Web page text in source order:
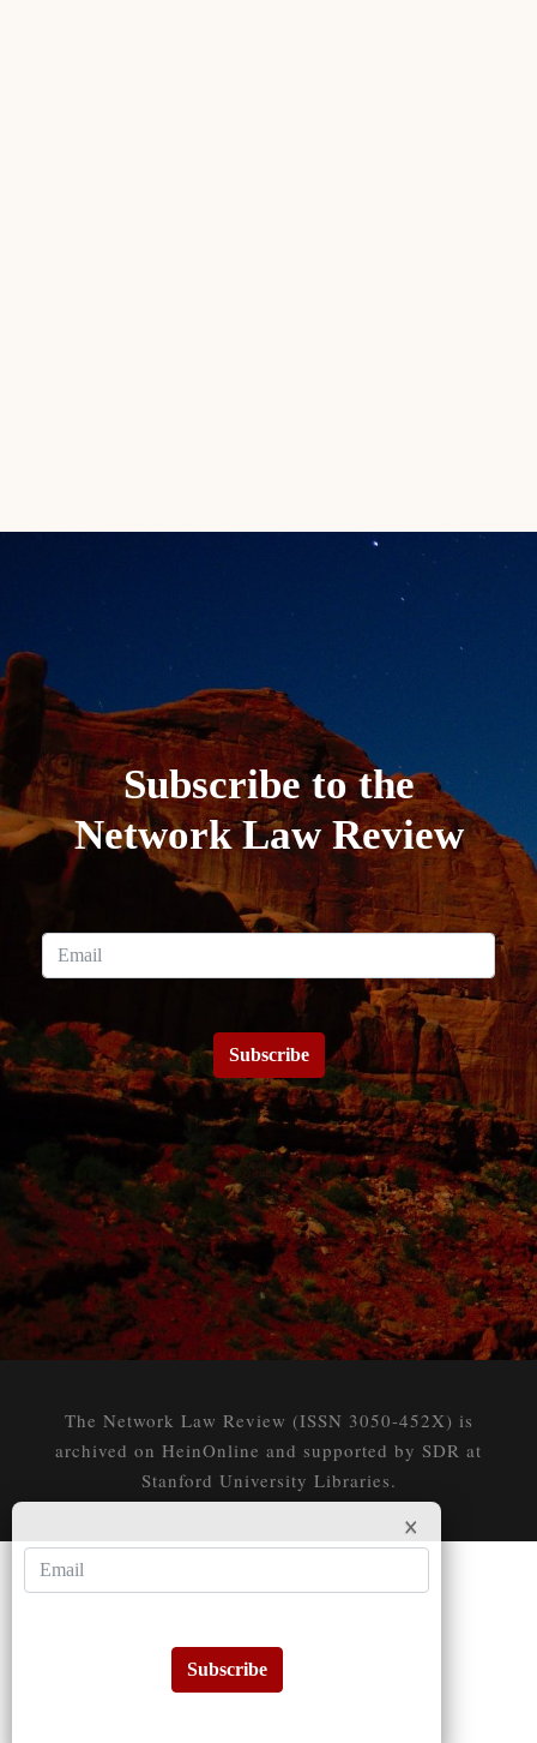
Subscribe to the
Network Law Review
Subscribe
The Network Law Review (ISSN 3050-452X) is
archived on HeinOnline and supported by SDR at
Stanford University Libraries.
Subscribe